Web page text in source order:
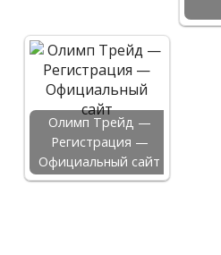
Олимп Трейд —
Регистрация —
Официальный сайт